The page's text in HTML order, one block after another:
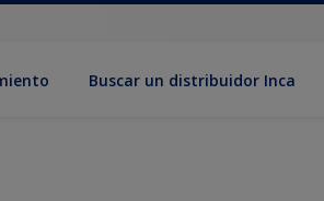
Buscar un distribuidor Inca